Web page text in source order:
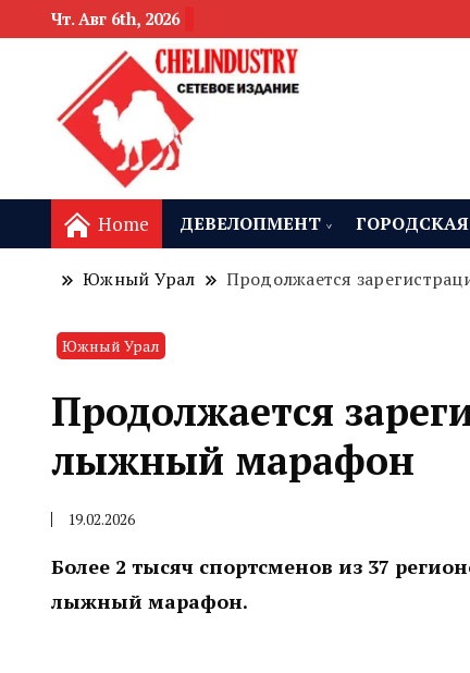
Чт. Авг 6th, 2026
Home ДЕВЕЛОПМЕНТ
Южный Урал Продолжается
Южный Урал
Продолжается
лыжный марафон
19.02.2026
Более 2 тысяч спортсменов из 37
лыжный марафон.